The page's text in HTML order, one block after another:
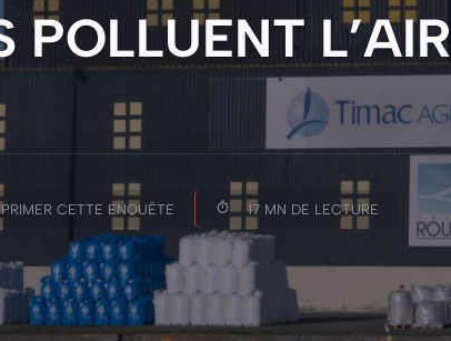
POLLUENT L’AIR
CETTE ENQUÊTE 17 MN DE LECTURE